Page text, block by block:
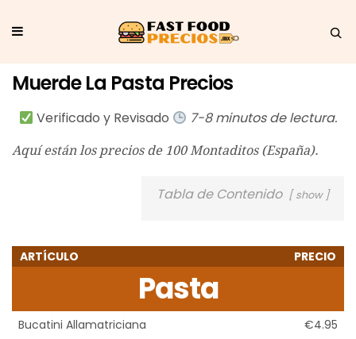
Muerde La Pasta Precios
Verificado y Revisado 7-8 minutos de lectura.
Aquí están los precios de 100 Montaditos (España).
Tabla de Contenido show
ARTÍCULO PRECIO
Pasta
Bucatini Allamatriciana
€4.95